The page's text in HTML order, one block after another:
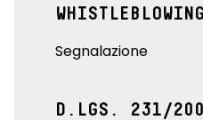
WHISTLEBLOWING
Segnalazione
D.LGS. 231/